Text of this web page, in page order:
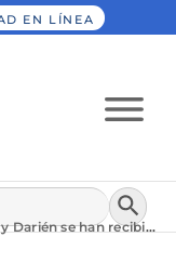
EN LÍNEA
Botón
156 quejas y denuncias de fraude en trámites de víctimas